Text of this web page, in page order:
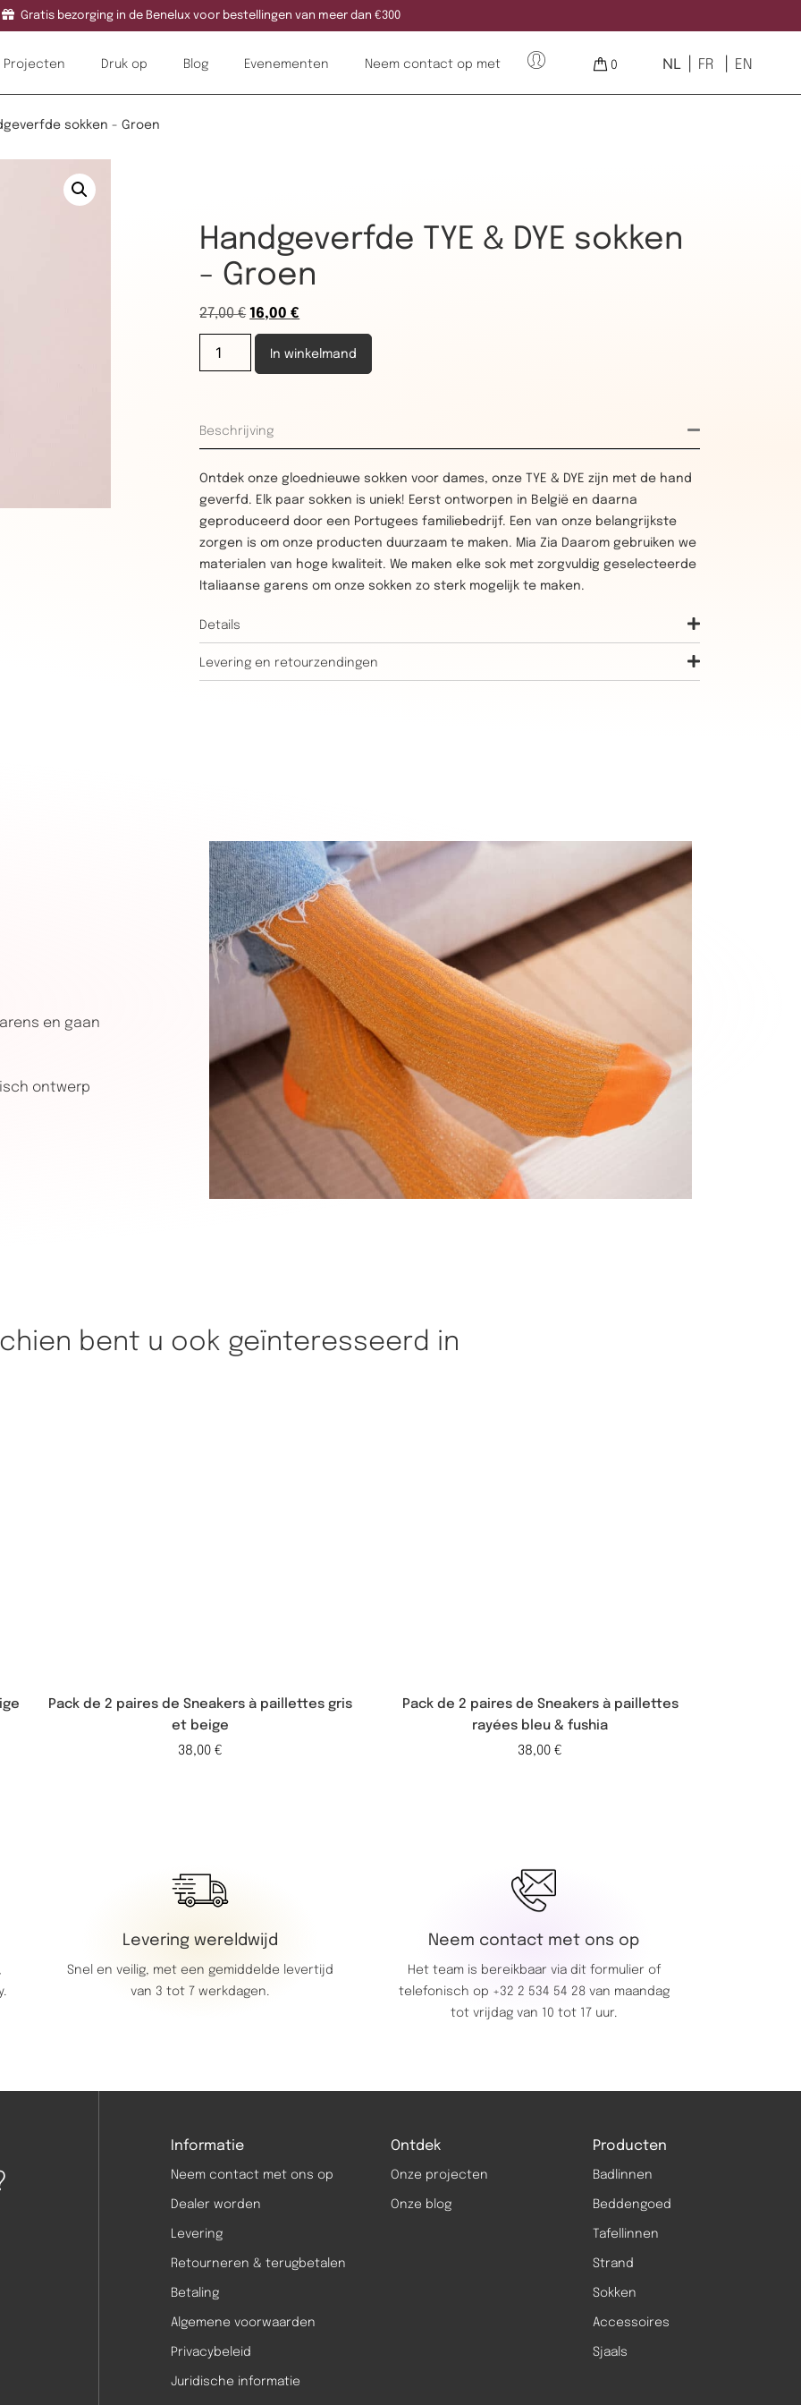
Gratis bezorging in de Benelux voor bestellingen van meer dan €300
Projecten Druk op Blog Evenementen Neem contact op met 0 NL FR EN
sokken - Groen
Handgeverfde TYE & DYE sokken
- Groen
27,00€ 16,00€
In winkelmand
Beschrijving
Ontdek onze gloednieuwe sokken voor dames, onze TYE & DYE zijn met de hand
geverfd. Elk paar sokken is uniek! Eerst ontworpen in België en daarna
geproduceerd door een Portugees familiebedrijf. Een van onze belangrijkste
zorgen is om onze producten duurzaam te maken. Mia Zia Daarom gebruiken we
materialen van hoge kwaliteit. We maken elke sok met zorgvuldig geselecteerde
Italiaanse garens om onze sokken zo sterk mogelijk te maken.
Details
Levering en retourzendingen
en gaan
ontwerp
bent u ook geïnteresseerd in
Pack de 2 paires de Sneakers à paillettes gris
et beige
38,00 €
Pack de 2 paires de Sneakers à paillettes
rayées bleu & fushia
38,00 €
Levering wereldwijd
Snel en veilig, met een gemiddelde levertijd
van 3 tot 7 werkdagen.
Neem contact met ons op
Het team is bereikbaar via dit formulier of
telefonisch op +32 2 534 54 28van maandag
tot vrijdag van 10 tot 17 uur.
Informatie
Neem contact met ons op
Dealer worden
Levering
Retourneren & terugbetalen
Betaling
Algemene voorwaarden
Privacybeleid
Juridische informatie
Ontdek
Onze projecten
Onze blog
Producten
Badlinnen
Beddengoed
Tafellinnen
Strand
Sokken
Accessoires
Sjaals